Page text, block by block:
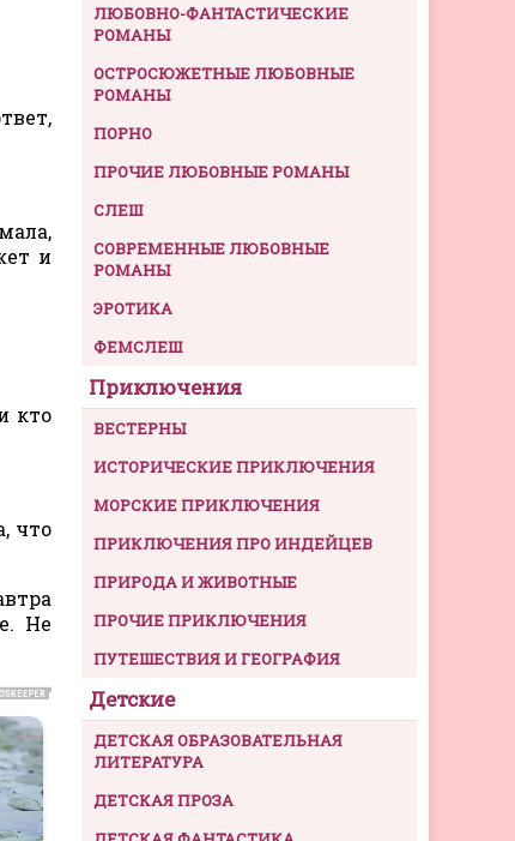
и
кто
что
Не
ЛЮБОВНО-ФАНТАСТИЧЕСКИЕ
РОМАНЫ
ОСТРОСЮЖЕТНЫЕ ЛЮБОВНЫЕ
РОМАНЫ
ПОРНО
ПРОЧИЕ ЛЮБОВНЫЕ РОМАНЫ
СЛЕШ
СОВРЕМЕННЫЕ ЛЮБОВНЫЕ
РОМАНЫ
ЭРОТИКА
ФЕМСЛЕШ
Приключения
ВЕСТЕРНЫ
ИСТОРИЧЕСКИЕ ПРИКЛЮЧЕНИЯ
МОРСКИЕ ПРИКЛЮЧЕНИЯ
ПРИКЛЮЧЕНИЯ ПРО ИНДЕЙЦЕВ
ПРИРОДА И ЖИВОТНЫЕ
ПРОЧИЕ ПРИКЛЮЧЕНИЯ
ПУТЕШЕСТВИЯ И ГЕОГРАФИЯ
Детские
ДЕТСКАЯ ОБРАЗОВАТЕЛЬНАЯ
ЛИТЕРАТУРА
ДЕТСКАЯ ПРОЗА